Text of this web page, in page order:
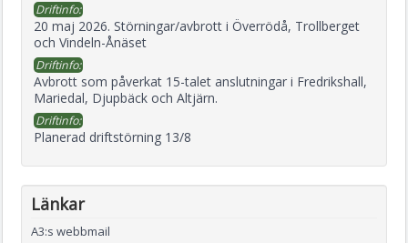
Driftinfo:
20 maj 2026. Störningar/avbrott i Överrödå, Trollberget
och Vindeln-Ånäset
Driftinfo:
Avbrott som påverkat 15-talet anslutningar i Fredrikshall,
Mariedal, Djupbäck och Altjärn.
Driftinfo:
Planerad driftstörning 13/8
Länkar
A3:s webbmail